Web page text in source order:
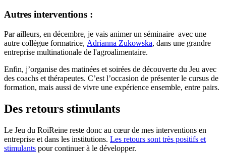
Autres interventions :
Par ailleurs, en décembre, je vais animer un séminaire avec une
autre collègue formatrice, Adrianna Zukowska, dans une grandre
entreprise multinationale de l'agroalimentaire.
Enfin, j’organise des matinées et soirées de découverte du Jeu avec
des coachs et thérapeutes. C’est l’occasion de présenter le cursus de
formation, mais aussi de vivre une expérience ensemble, entre pairs.
Des retours stimulants
Le Jeu du RoiReine reste donc au cœur de mes interventions en
entreprise et dans les institutions. Les retours sont très positifs et
stimulants pour continuer à le développer.